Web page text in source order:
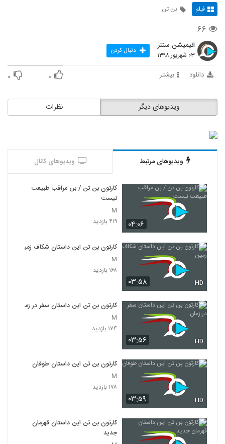
فیلم بن تن
۶۶
انیمیشن سنتر
۰۳ شهریور ۱۳۹۸ دنبال کردن
دانلود بیشتر ۰ ۰
نظرات ویدیوهای دیگر
ویدیوهای مرتبط ویدیوهای کانال
۰۴:۰۶
کارتون بن تن / بن مراقب طبیعت
نیست
M
۴۱۹ بازدید
۰۳:۵۸ HD
کارتون بن تن این داستان شکاف زمین
M
۱۶۸ بازدید
۰۳:۵۶ HD
کارتون بن تن این داستان سفر در زمان
M
۱۷۴ بازدید
۰۳:۵۹ HD
کارتون بن تن این داستان طوفان
M
۱۷۸ بازدید
کارتون بن تن این داستان قهرمان
جدید